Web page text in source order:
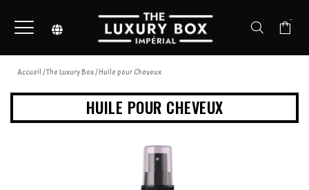
-
Accueil /The Luxury Box/ Huile pour Cheveux
HUILE POUR CHEVEUX